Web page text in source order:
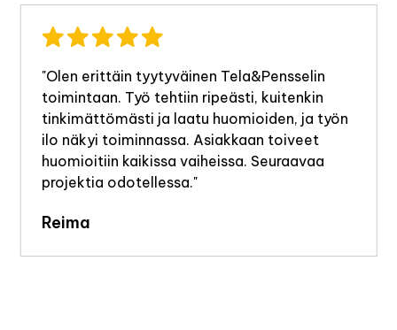
"Olen erittäin tyytyväinen Tela&Pensselin
toimintaan. Työ tehtiin ripeästi, kuitenkin
tinkimättömästi ja laatu huomioiden, ja työn
ilo näkyi toiminnassa. Asiakkaan toiveet
huomioitiin kaikissa vaiheissa. Seuraavaa
projektia odotellessa."
Reima